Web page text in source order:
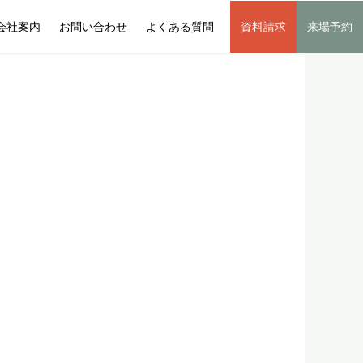
社案内 お問い合わせ よくある質問 資料請求 来場予約